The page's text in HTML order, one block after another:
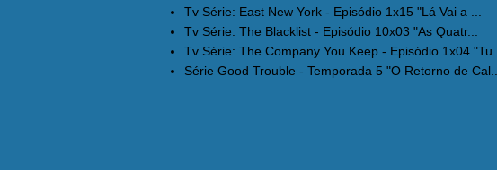
Tv Série: East New York - Episódio 1x15 "Lá Vai a ...
Tv Série: The Blacklist - Episódio 10x03 "As Quatr...
Tv Série: The Company You Keep - Episódio 1x04 "Tu...
Série Good Trouble - Temporada 5 "O Retorno de Cal...